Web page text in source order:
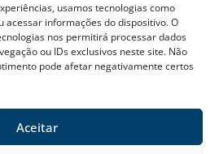
usamos tecnologias como
acessar informações do dispositivo. O
nos permitirá processar dados
ou IDs exclusivos neste site. Não
pode afetar negativamente certos
Aceitar
BR
ago 7, 2026
22
Nublado